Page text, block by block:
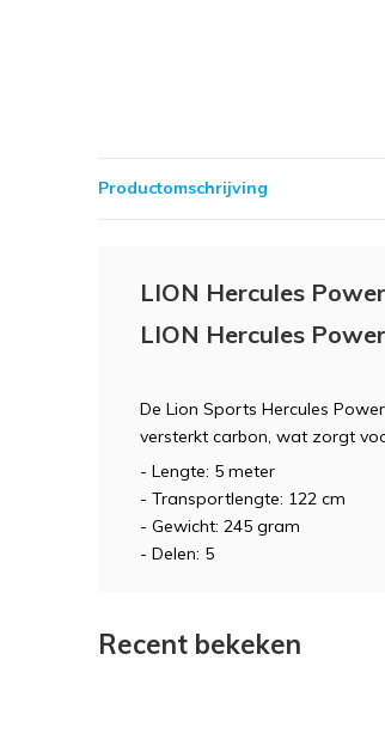
Productomschrijving
LION Hercules
LION Hercules
De Lion Sports Hercules
versterkt carbon, wat zorgt
- Lengte: 5 meter
- Transportlengte: 122 cm
- Gewicht: 245 gram
- Delen: 5
Recent bekeken